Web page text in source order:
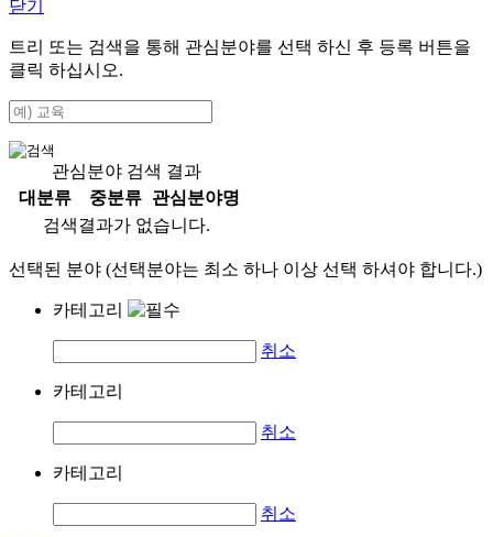
닫기
트리 또는 검색을 통해 관심분야를 선택 하신 후 등록 버튼을
클릭 하십시오.
관심분야 검색 결과
대분류
중분류
관심분야명
검색결과가 없습니다.
선택된 분야 (선택분야는 최소 하나 이상 선택 하셔야 합니다.)
카테고리
취소
카테고리
취소
카테고리
취소